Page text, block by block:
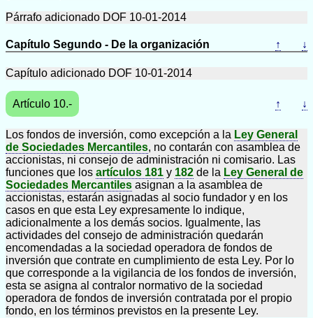
Párrafo adicionado DOF 10-01-2014
Capítulo Segundo - De la organización ↑ ↓
Capítulo adicionado DOF 10-01-2014
Artículo 10.- ↑ ↓
Los fondos de inversión, como excepción a la Ley General
de Sociedades Mercantiles, no contarán con asamblea de
accionistas, ni consejo de administración ni comisario. Las
funciones que los artículos 181 y 182 de la Ley General de
Sociedades Mercantiles asignan a la asamblea de
accionistas, estarán asignadas al socio fundador y en los
casos en que esta Ley expresamente lo indique,
adicionalmente a los demás socios. Igualmente, las
actividades del consejo de administración quedarán
encomendadas a la sociedad operadora de fondos de
inversión que contrate en cumplimiento de esta Ley. Por lo
que corresponde a la vigilancia de los fondos de inversión,
esta se asigna al contralor normativo de la sociedad
operadora de fondos de inversión contratada por el propio
fondo, en los términos previstos en la presente Ley.